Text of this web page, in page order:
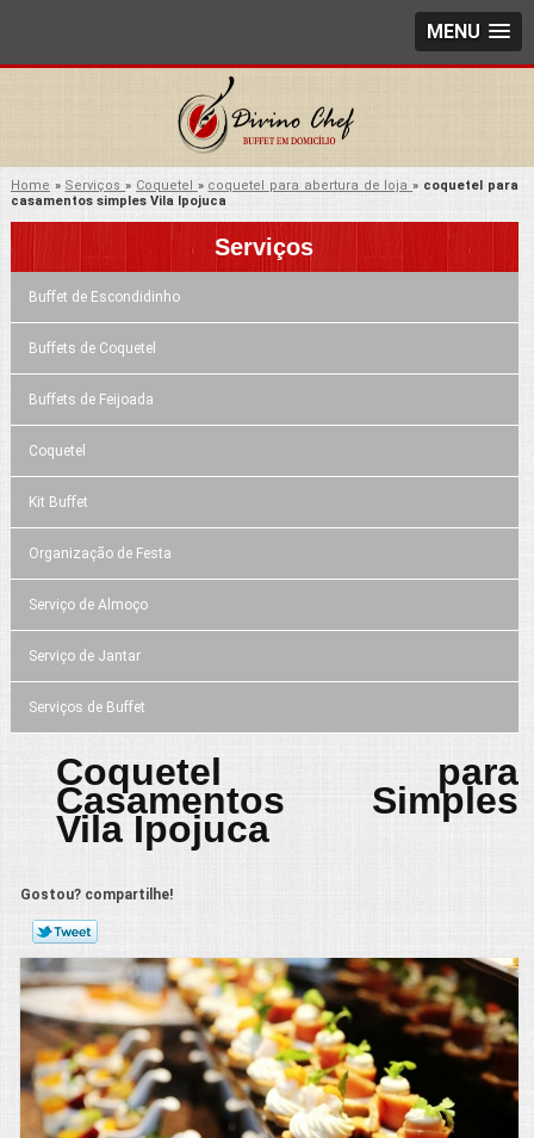
MENU
Home » Serviços» Coquetel » coquetel para abertura de loja» coquetel para
casamentos simples Vila Ipojuca
Serviços
Buffet de Escondidinho
Buffets de Coquetel
Buffets de Feijoada
Coquetel
Kit Buffet
Organização de Festa
Serviço de Almoço
Serviço de Jantar
Serviços de Buffet
Coquetel para
Casamentos Simples
Vila Ipojuca
Gostou? compartilhe!